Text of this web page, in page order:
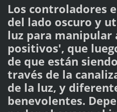
Los controladores
del lado oscuro y
luz para manipular
positivos', que
de que están
través de la
de la luz, y
benevolentes.